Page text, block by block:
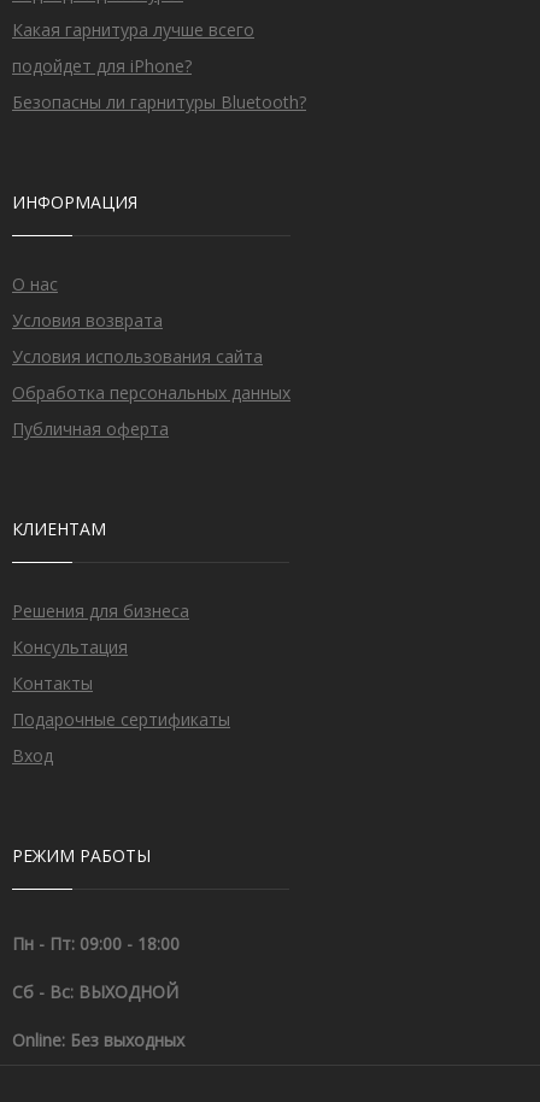
Какая гарнитура лучше всего
подойдет для iPhone?
Безопасны ли гарнитуры Bluetooth?
ИНФОРМАЦИЯ
О нас
Условия возврата
Условия использования сайта
Обработка персональных данных
Публичная оферта
КЛИЕНТАМ
Решения для бизнеса
Консультация
Контакты
Подарочные сертификаты
Вход
РЕЖИМ РАБОТЫ
Пн - Пт: 09:00 - 18:00
Сб - Вс: ВЫХОДНОЙ
Online: Без выходных